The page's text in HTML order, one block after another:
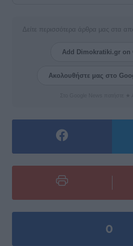
Δείτε περισσότερα άρθρα μας στα
Add Dimokratiki.gr on
Ακολουθήστε μας στο
0